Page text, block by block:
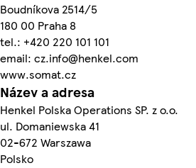
Boudníkova 2514/5
180 00 Praha 8
tel.: +420 220 101 101
email: cz.info@henkel.com
www.somat.cz
Název a adresa
Henkel Polska Operations SP. z o.o.
ul. Domaniewska 41
02-672 Warszawa
Polsko